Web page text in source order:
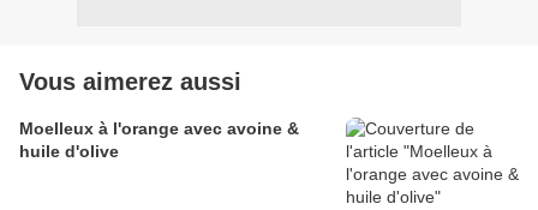
Vous aimerez aussi
Moelleux à l'orange avec avoine &
huile d'olive